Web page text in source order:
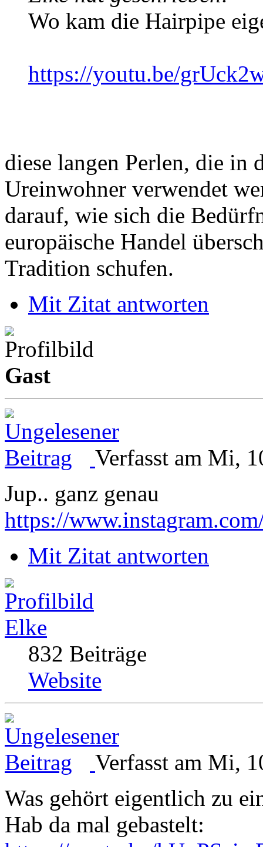
Wo kam die Hairpipe
https://youtu.be/
diese langen Perlen, die in
Ureinwohner verwendet
darauf, wie sich die
europäische Handel
Tradition schufen.
Mit Zitat antworten
Gast
Verfasst am Mi,
Jup.. ganz genau
https://
Mit Zitat antworten
Elke
832 Beiträge
Website
Verfasst am Mi,
Was gehört eigentlich zu
Hab da mal gebastelt: